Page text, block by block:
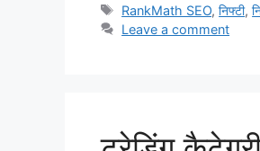
Tags
RankMath SEO,निफ्टी,
Leave a comment